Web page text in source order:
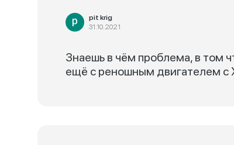
pit krig
31.10.2021
Знаешь в чём проблема, в том
ещё с реношным двигателем с